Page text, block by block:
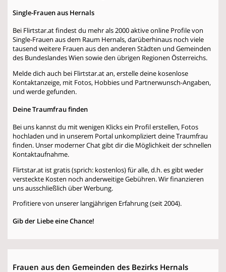
Single-Frauen aus Hernals
Bei Flirtstar.at findest du mehr als 2000 aktive online Profile von
Single-Frauen aus dem Raum Hernals, darüberhinaus noch viele
tausend weitere Frauen aus den anderen Städten und Gemeinden
des Bundeslandes Wien sowie den übrigen Regionen Österreichs.
Melde dich auch bei Flirtstar.at an, erstelle deine kosenlose
Kontaktanzeige, mit Fotos, Hobbies und Partnerwunsch-Angaben,
und werde gefunden.
Deine Traumfrau finden
Bei uns kannst du mit wenigen Klicks ein Profil erstellen, Fotos
hochladen und in unserem Portal unkompliziert deine Traumfrau
finden. Unser moderner Chat gibt dir die Möglichkeit der schnellen
Kontaktaufnahme.
Flirtstar.at ist gratis (sprich: kostenlos) für alle, d.h. es gibt weder
versteckte Kosten noch anderweitige Gebühren. Wir finanzieren
uns ausschließlich über Werbung.
Profitiere von unserer langjährigen Erfahrung (seit 2004).
Gib der Liebe eine Chance!
Frauen aus den Gemeinden des Bezirks Hernals